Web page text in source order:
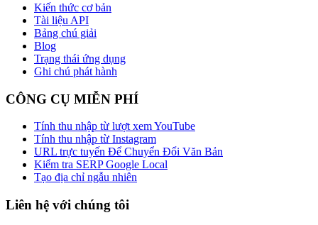
Kiến thức cơ bản
Tài liệu API
Bảng chú giải
Blog
Trạng thái ứng dụng
Ghi chú phát hành
CÔNG CỤ MIỄN PHÍ
Tính thu nhập từ lượt xem YouTube
Tính thu nhập từ Instagram
URL trực tuyến Để Chuyển Đổi Văn Bản
Kiểm tra SERP Google Local
Tạo địa chỉ ngẫu nhiên
Liên hệ với chúng tôi